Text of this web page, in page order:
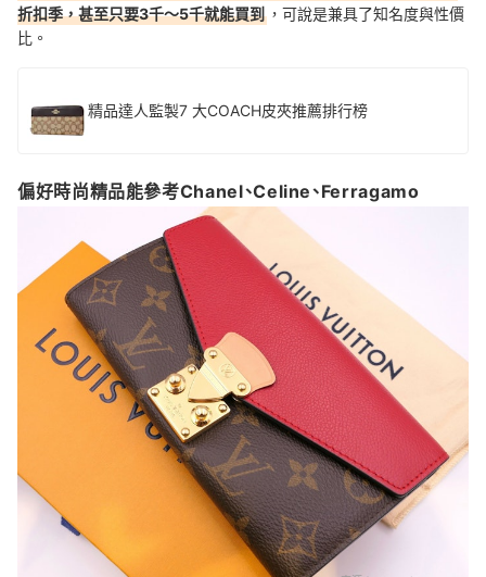
折扣季，甚至只要3千～5千就能買到 ，可說是兼具了知名度與性價
比。
精品達人監製7 大COACH皮夾推薦排行榜
偏好時尚精品能參考Chanel、Celine、Ferragamo